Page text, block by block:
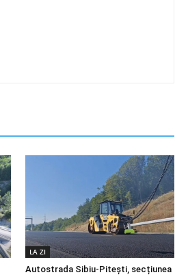
LA ZI
Autostrada Sibiu-Pitești, secțiunea